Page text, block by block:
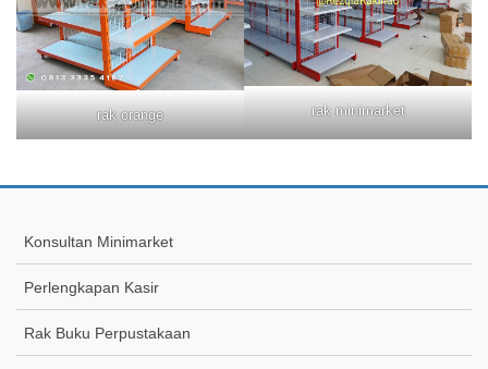
rak orange rak minimarket
Konsultan Minimarket
Perlengkapan Kasir
Rak Buku Perpustakaan